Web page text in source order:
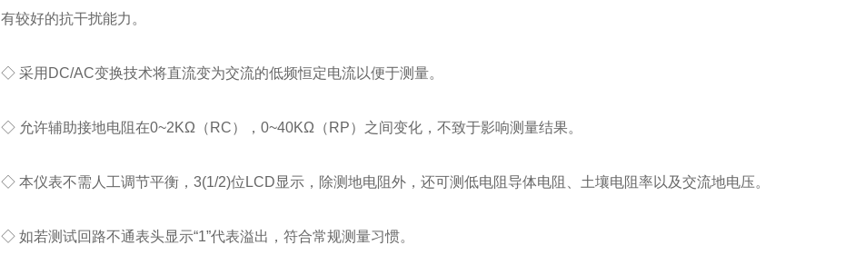
有较好的抗干扰能力。
◇ 采用DC/AC变换技术将直流变为交流的低频恒定电流以便于测量。
◇ 允许辅助接地电阻在0~2KΩ（RC），0~40KΩ（RP）之间变化，不致于影响测量结果。
◇ 本仪表不需人工调节平衡，3(1/2)位LCD显示，除测地电阻外，还可测低电阻导体电阻、土壤电阻率以及交流地电压。
◇ 如若测试回路不通表头显示“1”代表溢出，符合常规测量习惯。